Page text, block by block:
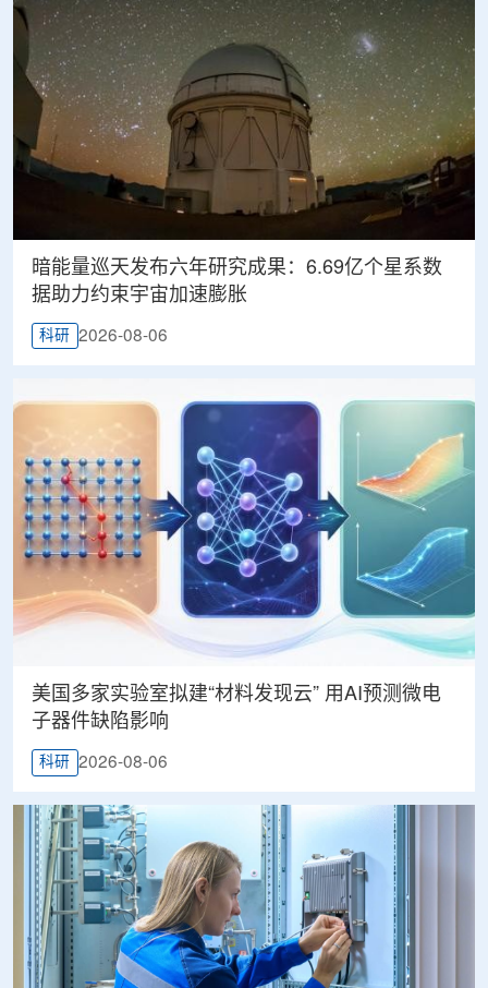
暗能量巡天发布六年研究成果：6.69亿个星系数
据助力约束宇宙加速膨胀
科研 2026-08-06
美国多家实验室拟建“材料发现云” 用AI预测微电
子器件缺陷影响
科研 2026-08-06